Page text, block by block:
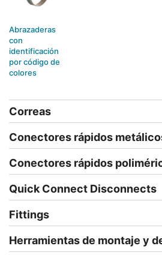
Abrazaderas
con
identificación
por código de
colores
Correas
Conectores rápidos
Conectores rápidos
Quick Connect Disconnects
Fittings
Herramientas de montaje y